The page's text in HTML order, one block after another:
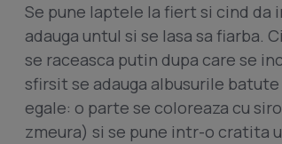
Se pune laptele la fiert si cind da
adauga untul si se lasa sa fiarba.
se raceasca putin dupa care se
sfirsit se adauga albusurile
egale: o parte se coloreaza cu
zmeura) si se pune intr-o cratita